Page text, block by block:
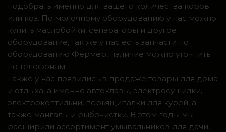
подобрать именно для вашего количества коров
или коз. По молочному оборудованию у нас можно
купить маслобойки, сепараторы и другое
оборудование, так же у нас есть запчасти по
оборудованию Фермер, наличие можно уточнить
по телефонам.
Также у нас появились в продаже товары для дома
и отдыха, а именно автоклавы, электросушилки,
электрокоптильни, перьящипалки для курей, а
также мангалы и рыбочистки. В этом годы мы
расширили ассортимент умывальников для дачи,